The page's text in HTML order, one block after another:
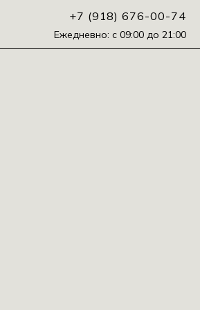
+7 (918) 676-00-74
Ежедневно: с 09:00 до 21:00